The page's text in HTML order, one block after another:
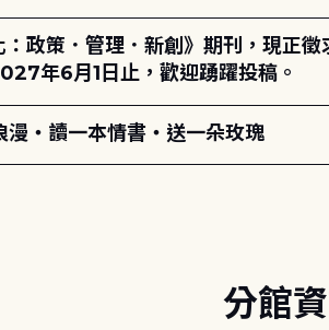
政策．管理．新創》期刊，現正
年6月1日止，歡迎踴躍投稿。
・讀一本情書・送一朵玫瑰
分館